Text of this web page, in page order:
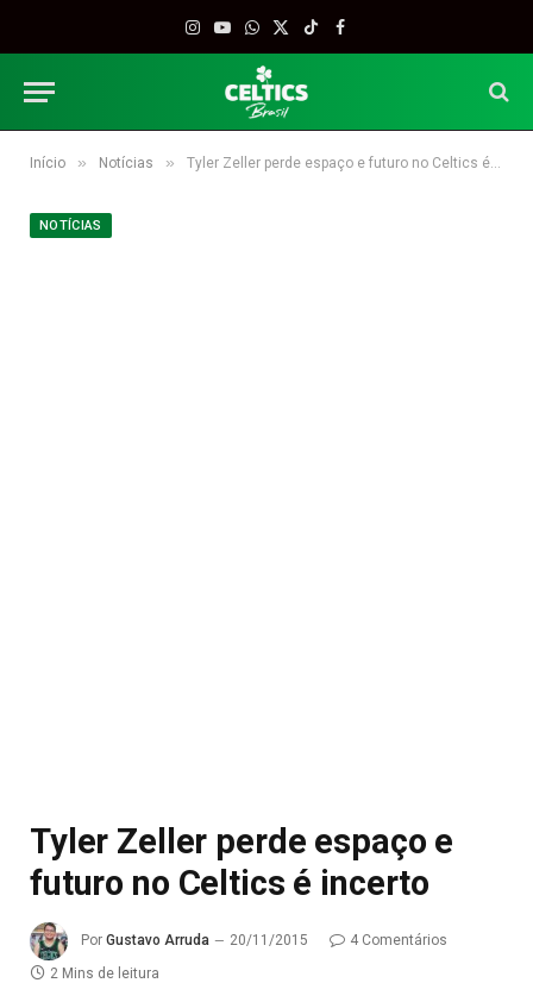
Instagram
YouTube
WhatsApp
X
TikTokFacebook
Início » Notícias » Tyler Zeller perde espaço e futuro no Celtics é incerto
NOTÍCIAS
Tyler Zeller perde espaço e
futuro no Celtics é incerto
Por Gustavo Arruda 20/11/2015
4 Comentários
2 Mins de leitura